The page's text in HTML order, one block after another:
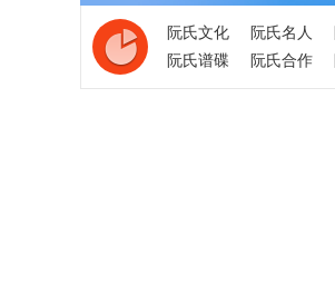
阮氏文化 阮氏名人
阮氏谱碟
阮氏合作